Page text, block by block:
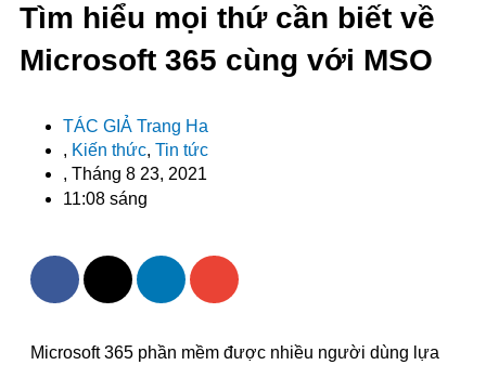
Tìm hiểu mọi thứ cần biết về
Microsoft 365 cùng với MSO
TÁC GIẢ Trang Ha
, Kiến thức, Tin tức
, Tháng 8 23, 2021
11:08 sáng
Microsoft 365 phần mềm được nhiều người dùng lựa